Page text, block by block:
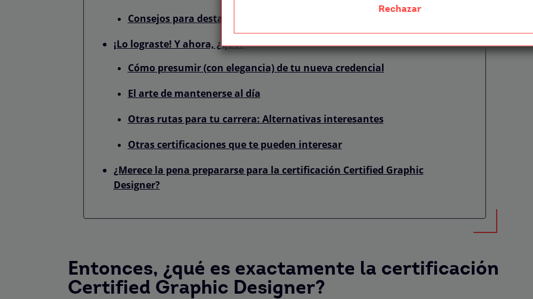
Consejos para destacar con tu portafolio
¡Lo lograste! Y ahora, ¿qué?
Cómo presumir (con elegancia) de tu nueva credencial
El arte de mantenerse al día
Otras rutas para tu carrera: Alternativas interesantes
Otras certificaciones que te pueden interesar
¿Merece la pena prepararse para la certificación Certified Graphic
Designer?
Entonces, ¿qué es exactamente la certificación
Certified Graphic Designer?
Rechazar